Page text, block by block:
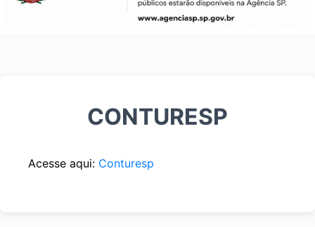
CONTURESP
Acesse aqui: Conturesp